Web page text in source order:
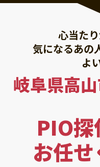
心当たり
気になるあの
よ
岐阜県高
PIO
お任せ